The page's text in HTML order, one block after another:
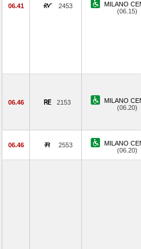
06.41 2453
MILANO
(06.15)
06.46 2153
MILANO
(06.20)
06.46 2553
MILANO
(06.20)